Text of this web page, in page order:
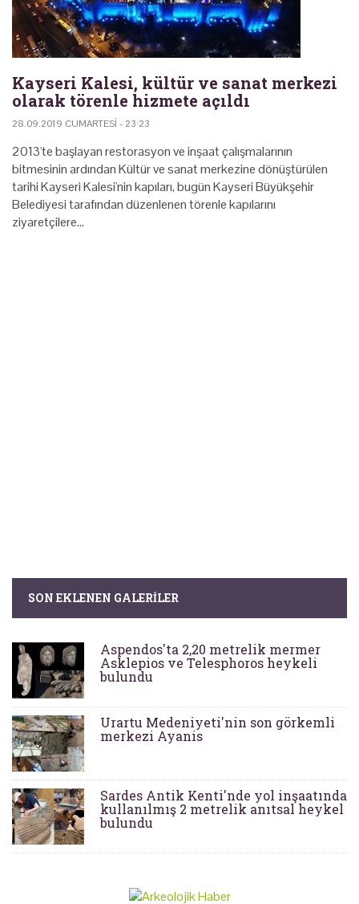
Kayseri Kalesi, kültür ve sanat merkezi
olarak törenle hizmete açıldı
28.09.2019 CUMARTESI - 23:23
2013'te başlayan restorasyon ve inşaat çalışmalarının
bitmesinin ardından Kültür ve sanat merkezine dönüştürülen
tarihi Kayseri Kalesi'nin kapıları, bugün Kayseri Büyükşehir
Belediyesi tarafından düzenlenen törenle kapılarını
ziyaretçilere…
SON EKLENEN GALERILER
Aspendos'ta 2,20 metrelik mermer
Asklepios ve Telesphoros heykeli
bulundu
Urartu Medeniyeti'nin son görkemli
merkezi Ayanis
Sardes Antik Kenti'nde yol inşaatında
kullanılmış 2 metrelik anıtsal heykel
bulundu